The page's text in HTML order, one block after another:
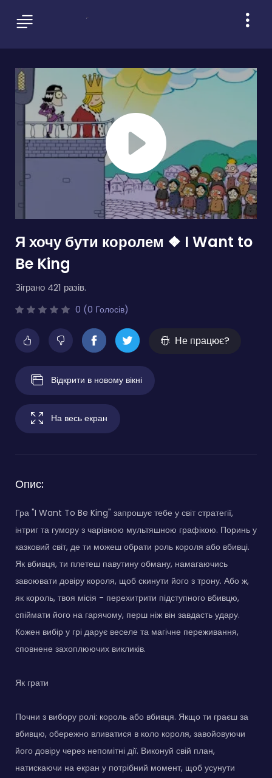
Я хочу бути королем ❖ I Want to
Be King
Зіграно 421 разів.
0 (0 Голосів)
Не працює?
Відкрити в новому вікні
На весь екран
Опис:
Гра "I Want To Be King" запрошує тебе у світ стратегії,
інтриг та гумору з чарівною мультяшною графікою. Поринь у
казковий світ, де ти можеш обрати роль короля або вбивці.
Як вбивця, ти плетеш павутину обману, намагаючись
завоювати довіру короля, щоб скинути його з трону. Або ж,
як король, твоя місія - перехитрити підступного вбивцю,
спіймати його на гарячому, перш ніж він завдасть удару.
Кожен вибір у грі дарує веселе та магічне переживання,
сповнене захоплюючих викликів.
Як грати
Почни з вибору ролі: король або вбивця. Якщо ти граєш за
вбивцю, обережно вливатися в коло короля, завойовуючи
його довіру через непомітні дії. Виконуй свій план,
натискаючи на екран у потрібний момент, щоб усунути